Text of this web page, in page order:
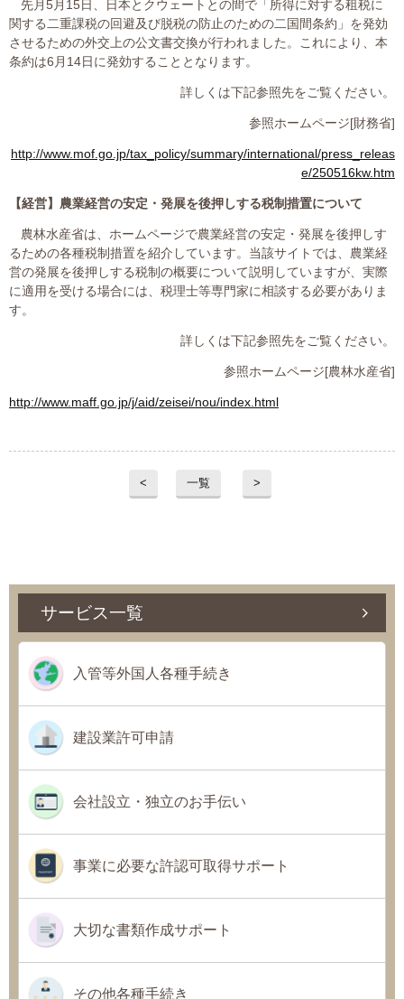
先月5月 15日、日本とクウェートとの間で「所得に対する租税に
関する二重課税の回避及び脱税の防止のための二国間条約」を発効
させるための外交上の公文書交換が行われました。これにより、本
条約は6 月 14日に発効することとなります。
詳しくは下記参照先をご覧ください。
参照ホームページ[財務省]
http://www.mof.go.jp/tax_policy/summary/international/press_releas
e/250516kw.htm
【経営】 農業経営の安定・発展を後押しする税制措置について
農林水産省は、ホームページで農業経営の安定・発展を後押しす
るための各種税制措置を紹介しています。当該サイトでは、農業経
営の発展を後押しする税制の概要について説明していますが、実際
に適用を受ける場合には、税理士等専門家に相談する必要がありま
す。
詳しくは下記参照先をご覧ください。
参照ホームページ[農林水産省]
http://www.maff.go.jp/j/aid/zeisei/nou/index.html
< 一覧 >
サービス一覧
入管等外国人各種手続き
建設業許可申請
会社設立・独立のお手伝い
事業に必要な許認可取得サポート
大切な書類作成サポート
その他各種手続き